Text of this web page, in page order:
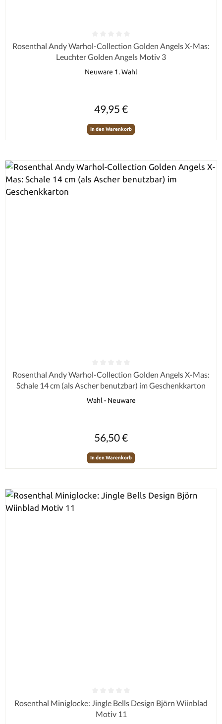
Durchschnittliche Bewertung von 0 von 5 Sternen
Rosenthal Andy Warhol-Collection Golden Angels X-Mas:
Leuchter Golden Angels Motiv 3
Neuware 1. Wahl
49,95 €
In den Warenkorb
Durchschnittliche Bewertung von 0 von 5 Sternen
Rosenthal Andy Warhol-Collection Golden Angels X-Mas:
Schale 14 cm (als Ascher benutzbar) im Geschenkkarton
Wahl - Neuware
56,50 €
In den Warenkorb
Durchschnittliche Bewertung von 0 von 5 Sternen
Rosenthal Miniglocke: Jingle Bells Design Björn Wiinblad
Motiv 11